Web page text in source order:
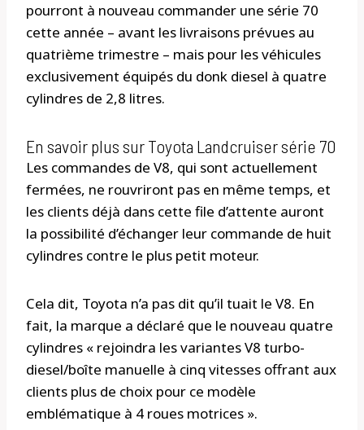
pourront à nouveau commander une série 70
cette année – avant les livraisons prévues au
quatrième trimestre – mais pour les véhicules
exclusivement équipés du donk diesel à quatre
cylindres de 2,8 litres.
En savoir plus sur Toyota Landcruiser série 70
Les commandes de V8, qui sont actuellement
fermées, ne rouvriront pas en même temps, et
les clients déjà dans cette file d’attente auront
la possibilité d’échanger leur commande de huit
cylindres contre le plus petit moteur.
Cela dit, Toyota n’a pas dit qu’il tuait le V8. En
fait, la marque a déclaré que le nouveau quatre
cylindres « rejoindra les variantes V8 turbo-
diesel/boîte manuelle à cinq vitesses offrant aux
clients plus de choix pour ce modèle
emblématique à 4 roues motrices ».